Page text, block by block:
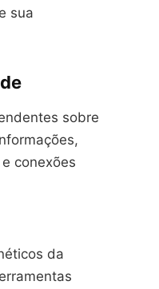
sua
sobre
e conexões
da